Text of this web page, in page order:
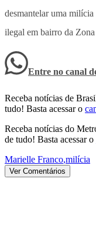
desmantelar uma
ilegal em bairro da
Entre no canal
Receba notícias de
tudo! Basta acessar o
Receba notícias do
de tudo! Basta acessar o
Marielle Franco,milícia
Ver Comentários